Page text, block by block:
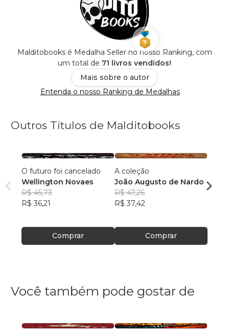
Malditobooks é Medalha Seller no nosso Ranking, com
um total de 71 livros vendidos!
Mais sobre o autor
Entenda o nosso Ranking de Medalhas
Outros Títulos de Malditobooks
O futuro foi cancelado
Wellington Novaes
R$ 45,73
R$ 36,21
Comprar
A coleção
João Augusto de Nardo
R$ 47,26
R$ 37,42
Comprar
vidro
João
Você também pode gostar de